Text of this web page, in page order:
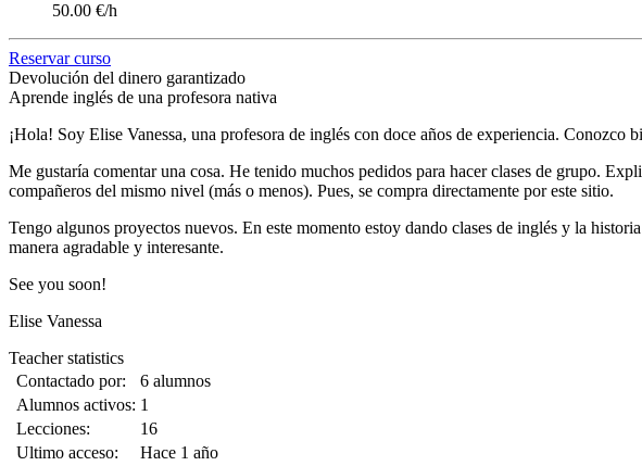
50.00 €/h
Reservar curso
Devolución del dinero garantizado
Aprende inglés de una profesora nativa
¡Hola! Soy Elise Vanessa, una profesora de inglés con doce años de experiencia. Conozco
Me gustaría comentar una cosa. He tenido muchos pedidos para hacer clases de grupo.
compañeros del mismo nivel (más o menos). Pues, se compra directamente por este sitio.
Tengo algunos proyectos nuevos. En este momento estoy dando clases de inglés y la
manera agradable y interesante.
See you soon!
Elise Vanessa
Teacher statistics
Contactado por:
6 alumnos
Alumnos activos: 1
Lecciones:
16
Ultimo acceso:
Hace 1 año